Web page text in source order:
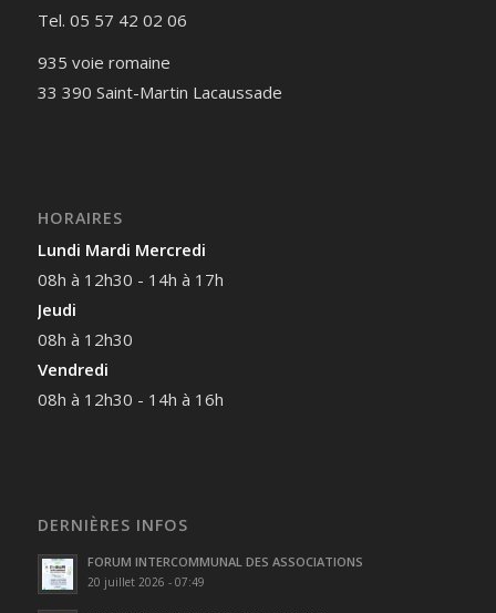
Tel. 05 57 42 02 06
935 voie romaine
33 390 Saint-Martin Lacaussade
HORAIRES
Lundi Mardi Mercredi
08h à 12h30 - 14h à 17h
Jeudi
08h à 12h30
Vendredi
08h à 12h30 - 14h à 16h
DERNIÈRES INFOS
FORUM INTERCOMMUNAL DES ASSOCIATIONS
20 juillet 2026 - 07:49